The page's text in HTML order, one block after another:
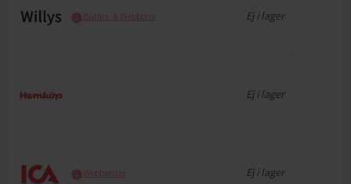
Butiks- & Webbpris Ej i lager
Ej i lager
Webbpriser Ej i lager